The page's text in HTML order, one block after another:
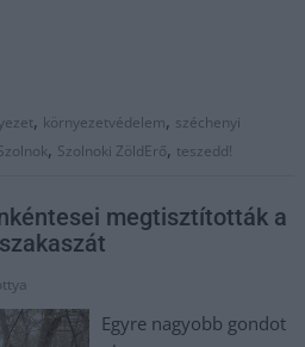
, környezetvédelem, széchenyi
, Szolnoki ZöldErő, teszedd!
megtisztították a
Egyre nagyobb gondot